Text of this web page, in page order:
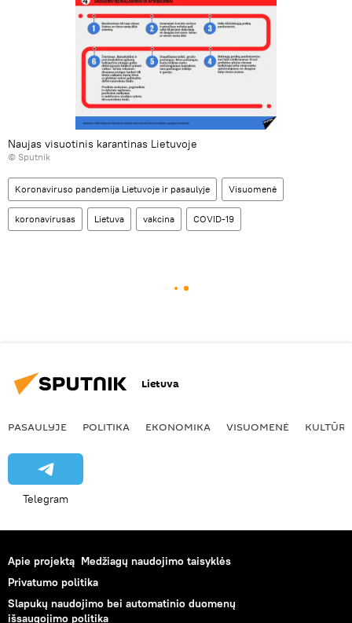
Naujas visuotinis karantinas Lietuvoje
© Sputnik
Koronaviruso pandemija Lietuvoje ir pasaulyje Visuomenė
koronavirusas Lietuva vakcina COVID-19
Lietuva
PASAULYJE POLITIKA EKONOMIKA VISUOMENĖ KULTŪRA
Telegram
Apie projektą Medžiagų naudojimo taisyklės
Privatumo politika
Slapukų naudojimo bei automatinio duomenų
išsaugojimo politika